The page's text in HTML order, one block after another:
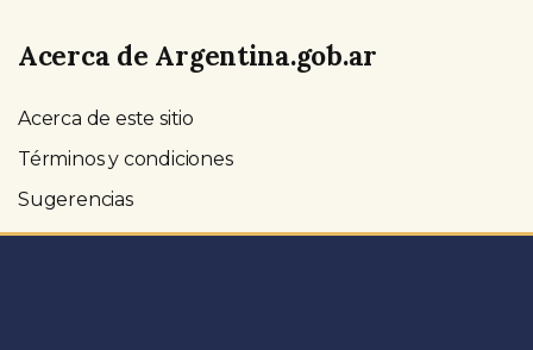
Acerca de Argentina.gob.ar
Acerca de este sitio
Términos y condiciones
Sugerencias